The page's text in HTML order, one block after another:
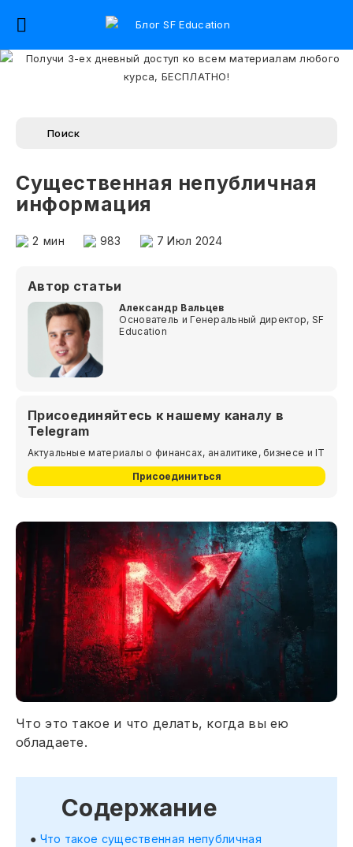
Существенная непубличная
информация
2 мин 983 7 Июл 2024
Автор статьи
Александр Вальцев
Основатель и Генеральный директор, SF
Education
Присоединяйтесь к нашему каналу в
Telegram
Актуальные материалы о финансах, аналитике, бизнесе и IT
Присоединиться
Что это такое и что делать, когда вы ею
обладаете.
Содержание
Что такое существенная непубличная